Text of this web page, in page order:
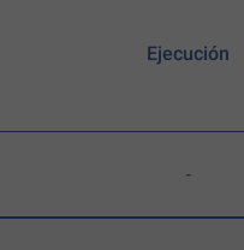
Ejecución
-